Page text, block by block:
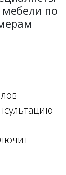
мебели по